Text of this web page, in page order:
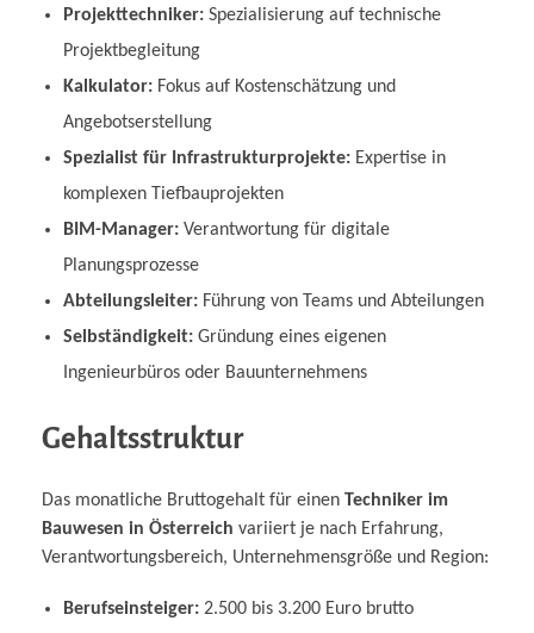
Projekttechniker:Spezialisierung auf technische
Projektbegleitung
Kalkulator:Fokus auf Kostenschätzung und
Angebotserstellung
Spezialist für Infrastrukturprojekte:Expertise in
komplexen Tiefbauprojekten
BIM-Manager:Verantwortung für digitale
Planungsprozesse
Abteilungsleiter:Führung von Teams und Abteilungen
Selbständigkeit:Gründung eines eigenen
Ingenieurbüros oder Bauunternehmens
Gehaltsstruktur
Das monatliche Bruttogehalt für einen Techniker im
Bauwesen in Österreich variiert je nach Erfahrung,
Verantwortungsbereich, Unternehmensgröße und Region:
Berufseinsteiger:2.500 bis 3.200 Euro brutto